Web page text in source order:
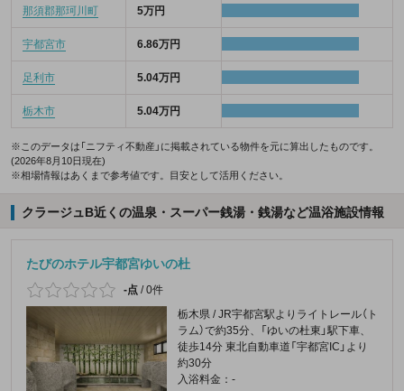
那須郡那珂川町 5万円
宇都宮市 6.86万円
足利市 5.04万円
栃木市 5.04万円
※このデータは「ニフティ不動産」に掲載されている物件を元に算出したものです。
(2026年8月10日現在)
※相場情報はあくまで参考値です。目安として活用ください。
クラージュB近くの温泉・スーパー銭湯・銭湯など温浴施設情報
たびのホテル宇都宮ゆいの杜
-点 /0件
栃木県 / JR宇都宮駅よりライトレール（ト
ラム）で約35分、「ゆいの杜東」駅下車、
徒歩14分 東北自動車道「宇都宮IC」より
約30分
入浴料金：-